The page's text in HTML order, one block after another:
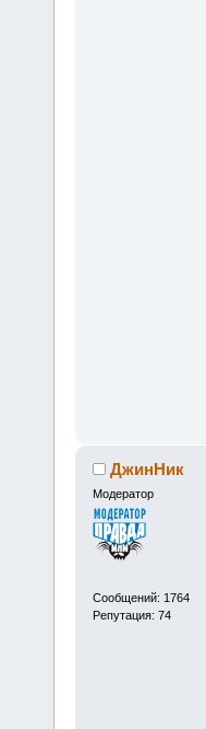
ДжинНик
Модератор
Сообщений: 1764
Репутация: 74